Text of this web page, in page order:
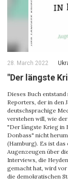
28. March 2022
"Der längste
Dieses Buch
Reporters, der in den
deutschsprachige
verstehen will, wie
"Der längste Krieg in
Donbass" nicht
(Hamburg). Es ist
Augenzeugen über
Interviews, die
gemacht hat, wird
die demokratischen